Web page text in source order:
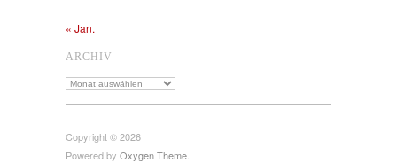
« Jan.
ARCHIV
Archiv
Copyright © 2026
Powered by Oxygen Theme